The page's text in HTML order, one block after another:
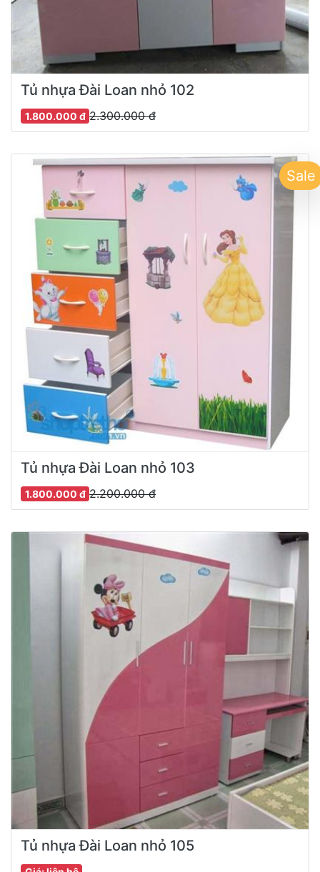
Tủ nhựa Đài Loan nhỏ 102
2.300.000 đ
1.800.000 đ
Sale
Tủ nhựa Đài Loan nhỏ 103
2.200.000 đ
1.800.000 đ
Tủ nhựa Đài Loan nhỏ 105